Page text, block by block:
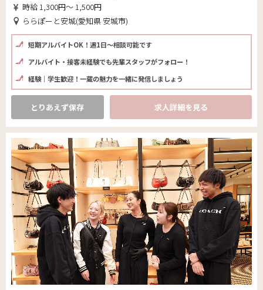
時給 1,300円～ 1,500円
ららぽーと安城(愛知県 安城市)
短期アルバイトOK！週1日～相談可能です
アルバイト・接客未経験でも先輩スタッフがフォロー！
経験｜学生歓迎！一蔵の魅力を一緒に発信しましょう
とりあえず保存 求人詳細を見る